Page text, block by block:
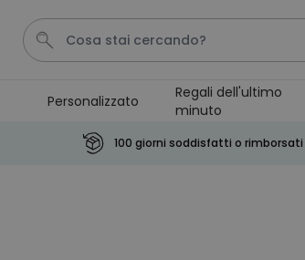
Portachiavi
Personalizzato
Regali dell'ultimo
minuto
100 giorni soddisfatti o rimborsati